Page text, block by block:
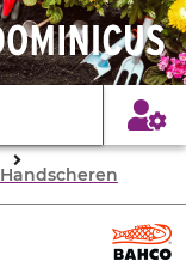
Handscheren